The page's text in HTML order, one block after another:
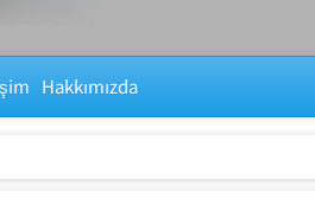
Hakkımızda